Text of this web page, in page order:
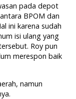
pada depot
BPOM dan
ini karena sudah
isi ulang yang
Roy pun
merespon baik
namun